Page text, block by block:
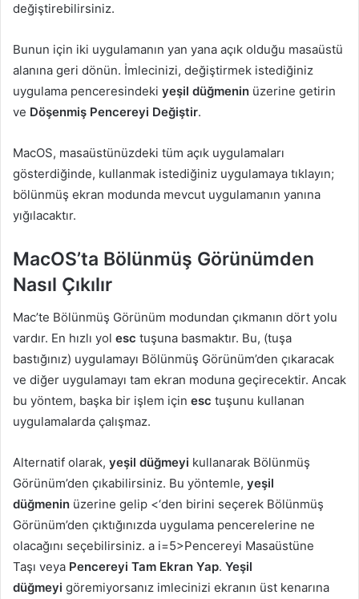
değiştirebilirsiniz.
Bunun için iki uygulamanın yan yana açık olduğu masaüstü
alanına geri dönün. İmlecinizi, değiştirmek istediğiniz
uygulama penceresindeki yeşil düğmenin üzerine getirin
ve Döşenmiş Pencereyi Değiştir.
MacOS, masaüstünüzdeki tüm açık uygulamaları
gösterdiğinde, kullanmak istediğiniz uygulamaya tıklayın;
bölünmüş ekran modunda mevcut uygulamanın yanına
yığılacaktır.
MacOS’ta Bölünmüş Görünümden
Nasıl Çıkılır
Mac’te Bölünmüş Görünüm modundan çıkmanın dört yolu
vardır. En hızlı yol esc tuşuna basmaktır. Bu, (tuşa
bastığınız) uygulamayı Bölünmüş Görünüm’den çıkaracak
ve diğer uygulamayı tam ekran moduna geçirecektir. Ancak
bu yöntem, başka bir işlem için esc tuşunu kullanan
uygulamalarda çalışmaz.
Alternatif olarak, yeşil düğmeyi kullanarak Bölünmüş
Görünüm’den çıkabilirsiniz. Bu yöntemle, yeşil
düğmenin üzerine gelip <‘den birini seçerek Bölünmüş
Görünüm’den çıktığınızda uygulama pencerelerine ne
olacağını seçebilirsiniz. a i=5>Pencereyi Masaüstüne
Taşı veya Pencereyi Tam Ekran Yap. Yeşil
düğmeyi göremiyorsanız imlecinizi ekranın üst kenarına